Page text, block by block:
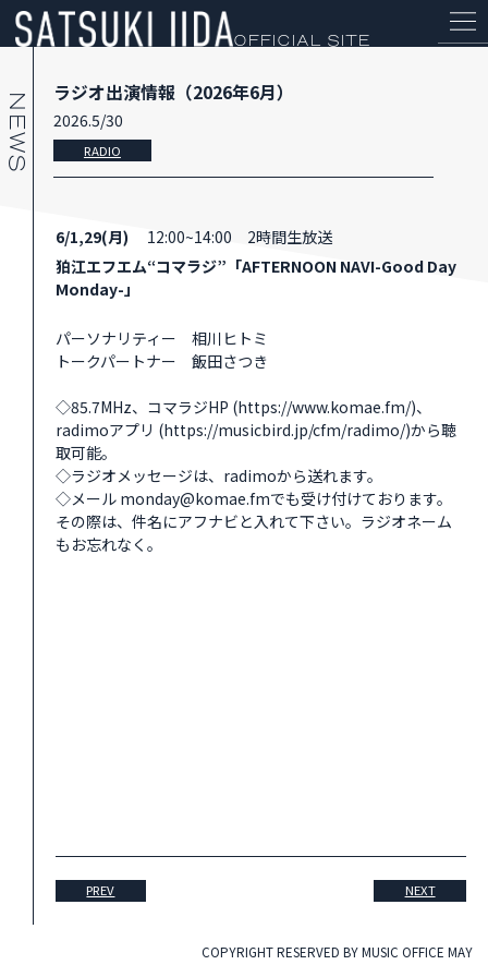
OFFICIAL SITE
PROFILE
DISCOGRAPHY
ラジオ出演情報（2026年6月）
2026.5/30
RADIO
6/1,29(月)
12:00~14:00 2時間生放送
狛江エフエム“コマラジ”「AFTERNOON NAVI-Good Day
Monday-」
パーソナリティー 相川ヒトミ
トークパートナー 飯田さつき
◇85.7MHz、コマラジHP (https://www.komae.fm/)、
radimoアプリ (https://musicbird.jp/cfm/radimo/)から聴
取可能。
◇ラジオメッセージは、radimoから送れます。
◇メール monday@komae.fmでも受け付けております。
その際は、件名にアフナビと入れて下さい。ラジオネーム
もお忘れなく。
PREV NEXT
COPYRIGHT RESERVED BY MUSIC OFFICE MAY